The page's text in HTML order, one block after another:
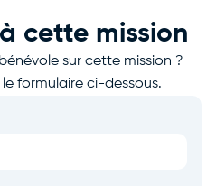
cette mission
sur cette mission ?
formulaire ci-dessous.